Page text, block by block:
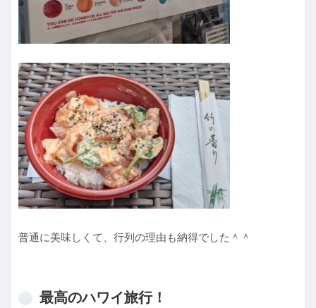
普通に美味しくて、行列の理由も納得でした＾＾
最高のハワイ旅行！